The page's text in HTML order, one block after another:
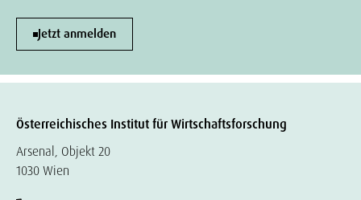
Jetzt anmelden
Österreichisches Institut für Wirtschaftsforschung
Arsenal, Objekt 20
1030 Wien